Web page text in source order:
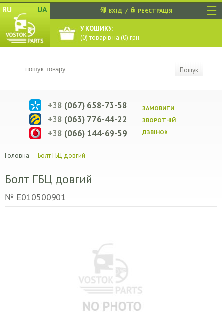
☰
RU UA
Пошук
ВХІД / РЕЄСТРАЦІЯ
У КОШИКУ:
(0) товарів на (0) грн.
ЗАМОВИТИ
ЗВОРОТНIЙ
ДЗВIНОК
+38 (067) 658-73-58
+38 (063) 776-44-22
+38 (066) 144-69-59
Головна – Болт ГБЦ довгий
Болт ГБЦ довгий
№ E010500901